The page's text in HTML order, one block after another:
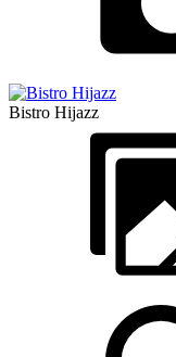
Bistro Hijazz